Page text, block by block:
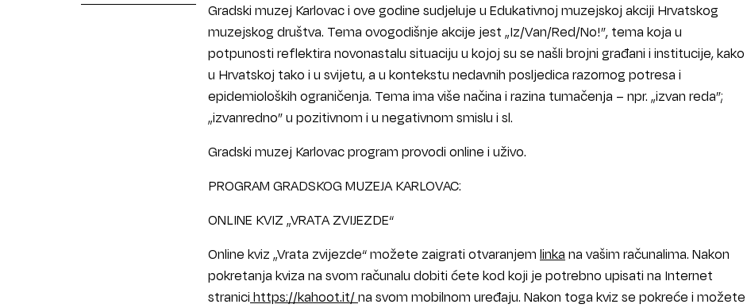
Gradski muzej Karlovac i ove godine sudjeluje u Edukativnoj muzejskoj akciji Hrvatskog
muzejskog društva. Tema ovogodišnje akcije jest „Iz/Van/Red/No!”, tema koja u
potpunosti reflektira novonastalu situaciju u kojoj su se našli brojni građani i institucije, kako
u Hrvatskoj tako i u svijetu, a u kontekstu nedavnih posljedica razornog potresa i
epidemioloških ograničenja. Tema ima više načina i razina tumačenja – npr. „izvan reda”;
„izvanredno” u pozitivnom i u negativnom smislu i sl.
Gradski muzej Karlovac program provodi online i uživo.
PROGRAM GRADSKOG MUZEJA KARLOVAC:
ONLINE KVIZ „VRATA ZVIJEZDE“
Online kviz „Vrata zvijezde“ možete zaigrati otvaranjem linka na vašim računalima. Nakon
pokretanja kviza na svom računalu dobiti ćete kod koji je potrebno upisati na Internet
stranici https://kahoot.it/na svom mobilnom uređaju. Nakon toga kviz se pokreće i možete